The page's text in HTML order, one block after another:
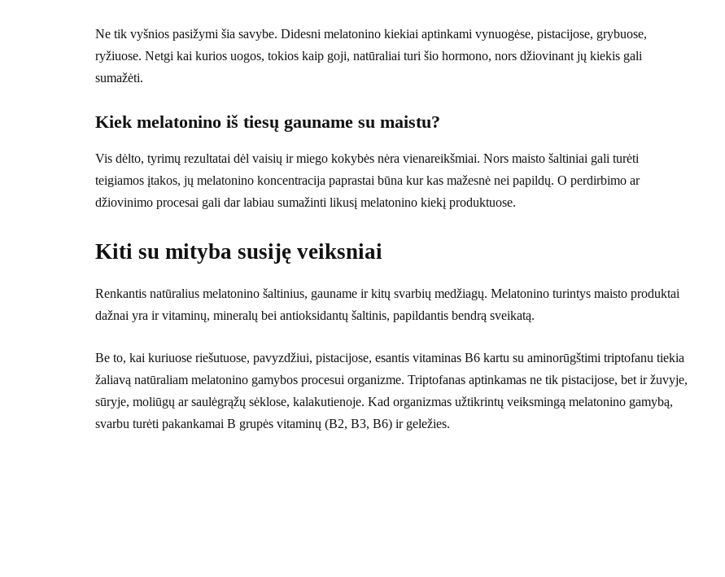
Ne tik vyšnios pasižymi šia savybe. Didesni melatonino kiekiai aptinkami vynuogėse, pistacijose, grybuose,
ryžiuose. Netgi kai kurios uogos, tokios kaip goji, natūraliai turi šio hormono, nors džiovinant jų kiekis gali
sumažėti.
Kiek melatonino iš tiesų gauname su maistu?
Vis dėlto, tyrimų rezultatai dėl vaisių ir miego kokybės nėra vienareikšmiai. Nors maisto šaltiniai gali turėti
teigiamos įtakos, jų melatonino koncentracija paprastai būna kur kas mažesnė nei papildų. O perdirbimo ar
džiovinimo procesai gali dar labiau sumažinti likusį melatonino kiekį produktuose.
Kiti su mityba susiję veiksniai
Renkantis natūralius melatonino šaltinius, gauname ir kitų svarbių medžiagų. Melatonino turintys maisto produktai
dažnai yra ir vitaminų, mineralų bei antioksidantų šaltinis, papildantis bendrą sveikatą.
Be to, kai kuriuose riešutuose, pavyzdžiui, pistacijose, esantis vitaminas B6 kartu su aminorūgštimi triptofanu tiekia
žaliavą natūraliam melatonino gamybos procesui organizme. Triptofanas aptinkamas ne tik pistacijose, bet ir žuvyje,
sūryje, moliūgų ar saulėgrąžų sėklose, kalakutienoje. Kad organizmas užtikrintų veiksmingą melatonino gamybą,
svarbu turėti pakankamai B grupės vitaminų (B2, B3, B6) ir geležies.